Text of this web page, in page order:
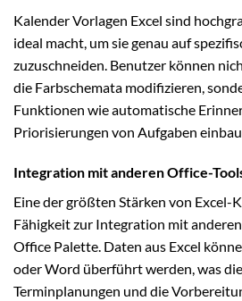
Kalender Vorlagen Excel sind
ideal macht, um sie genau auf
zuzuschneiden. Benutzer können
die Farbschemata modifizieren,
Funktionen wie automatische
Priorisierungen von Aufgaben
Integration mit anderen Office-
Eine der größten Stärken von Excel-
Fähigkeit zur Integration mit
Office Palette. Daten aus Excel
oder Word überführt werden, was
Terminplanungen und die